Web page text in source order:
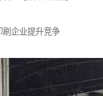
刷企业提升竞争